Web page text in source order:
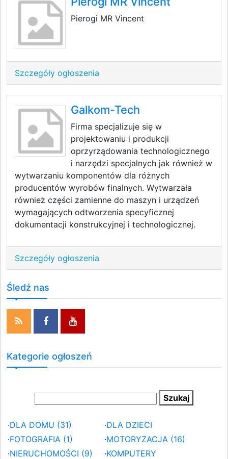
Pierogi MR Vincent
Szczegóły ogłoszenia
Galkom-Tech
Firma specjalizuje się w
projektowaniu i produkcji
oprzyrządowania technologicznego
i narzędzi specjalnych jak również w
wytwarzaniu komponentów dla różnych
producentów wyrobów finalnych. Wytwarzała
również części zamienne do maszyn i urządzeń
wymagających odtworzenia specyficznej
dokumentacji konstrukcyjnej i technologicznej.
Szczegóły ogłoszenia
Śledź nas
Kategorie ogłoszeń
·DLA DOMU (31) ·DLA DZIECI
·FOTOGRAFIA (1) ·MOTORYZACJA (16)
·NIERUCHOMOŚCI (9) ·KOMPUTERY